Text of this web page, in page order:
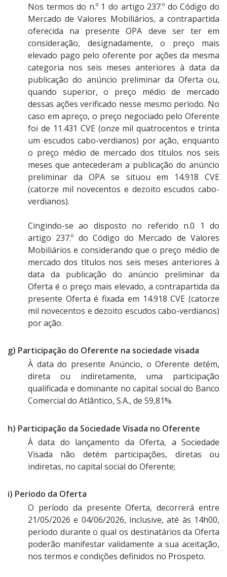
Nos termos do n.º 1 do artigo 237.º do Código do
Mercado de Valores Mobiliários, a contrapartida
oferecida na presente OPA deve ser ter em
consideração, designadamente, o preço mais
elevado pago pelo oferente por ações da mesma
categoria nos seis meses anteriores à data da
publicação do anúncio preliminar da Oferta ou,
quando superior, o preço médio de mercado
dessas ações verificado nesse mesmo período. No
caso em apreço, o preço negociado pelo Oferente
foi de 11.431 CVE (onze mil quatrocentos e trinta
um escudos cabo-verdianos) por ação, enquanto
o preço médio de mercado dos títulos nos seis
meses que antecederam a publicação do anúncio
preliminar da OPA se situou em 14.918 CVE
(catorze mil novecentos e dezoito escudos cabo-
verdianos).
Cingindo-se ao disposto no referido n.0 1 do
artigo 237.º do Código do Mercado de Valores
Mobiliários e considerando que o preço médio de
mercado dos títulos nos seis meses anteriores à
data da publicação do anúncio preliminar da
Oferta é o preço mais elevado, a contrapartida da
presente Oferta é fixada em 14.918 CVE (catorze
mil novecentos e dezoito escudos cabo-verdianos)
por ação.
g) Participação do Oferente na sociedade visada
À data do presente Anúncio, o Oferente detém,
direta ou indiretamente, uma participação
qualificada e dominante no capital social do Banco
Comercial do Atlântico, S.A., de 59,81%.
h) Participação da Sociedade Visada no Oferente
À data do lançamento da Oferta, a Sociedade
Visada não detém participações, diretas ou
indiretas, no capital social do Oferente;
i) Período da Oferta
O período da presente Oferta, decorrerá entre
21/05/2026 e 04/06/2026, inclusive, até às 14h00,
período durante o qual os destinatários da Oferta
poderão manifestar validamente a sua aceitação,
nos termos e condições definidos no Prospeto.